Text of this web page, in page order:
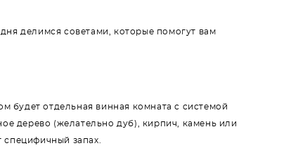
делимся советами, которые помогут вам
будет отдельная винная комната с системой
дерево (желательно дуб), кирпич, камень или
запах.